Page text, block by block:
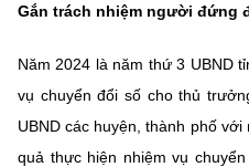
Gắn trách nhiệm người đứng
Năm 2024 là năm thứ 3 UBND
vụ chuyển đổi số cho thủ
UBND các huyện, thành phố
quả thực hiện nhiệm vụ